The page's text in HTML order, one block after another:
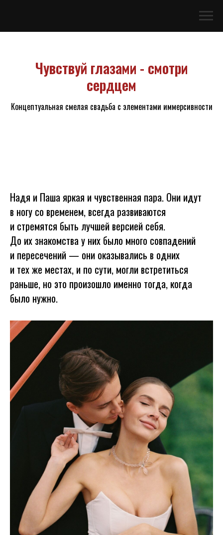
Чувствуй глазами - смотри
сердцем
Концептуальная смелая свадьба с элементами иммерсивности
Надя и Паша яркая и чувственная пара. Они идут
в ногу со временем, всегда развиваются
и стремятся быть лучшей версией себя.
До их знакомства у них было много совпадений
и пересечений — они оказывались в одних
и тех же местах, и по сути, могли встретиться
раньше, но это произошло именно тогда, когда
было нужно.